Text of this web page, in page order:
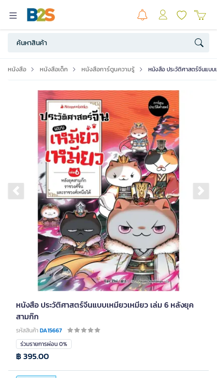
หนังสือ หนังสือเด็ก หนังสือการ์ตูนความรู้ หนังสือ ประวัติศาสตร์จีนแบบ
Previous slide
หนังสือ ประวัติศาสตร์จีนแบบเหมียวเหมียว เล่ม 6 หลังยุค
สามก๊ก
รหัสสินค้าDA15667
ร่วมรายการผ่อน 0%
฿ 395.00